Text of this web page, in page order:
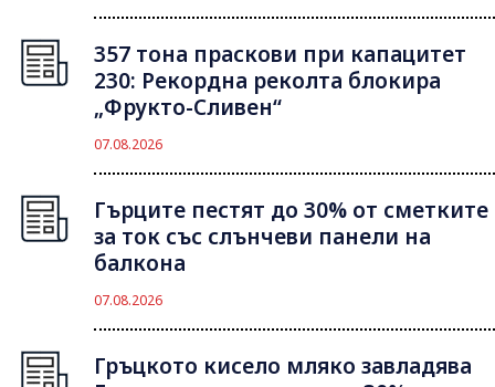
357 тона праскови при капацитет
230: Рекордна реколта блокира
„Фрукто-Сливен“
07.08.2026
Гърците пестят до 30% от сметките
за ток със слънчеви панели на
балкона
07.08.2026
Гръцкото кисело мляко завладява